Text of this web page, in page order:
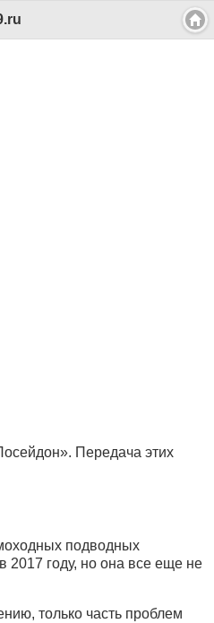
Передача этих
подводных
2017 году, но она все еще не
только часть проблем